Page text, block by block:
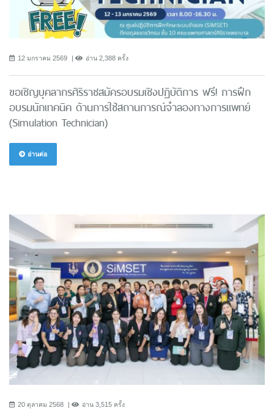
12 มกราคม 2569 อ่าน 2,388 ครั้ง
ขอเชิญบุคลากรศิริราชสมัครอบรมเชิงปฏิบัติการ ฟรี! การฝึก
อบรมนักเทคนิค ด้านการใช้สถานการณ์จำลองทางการแพทย์
(Simulation Technician)
อ่านต่อ
20 ตุลาคม 2568 อ่าน 3,515 ครั้ง